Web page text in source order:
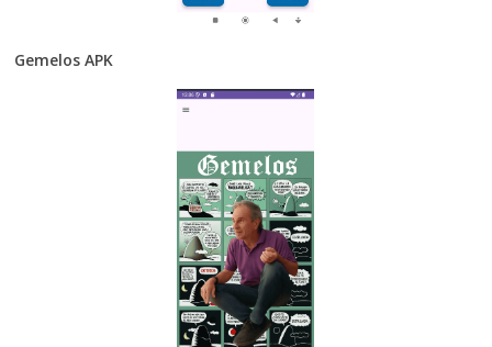
Gemelos APK